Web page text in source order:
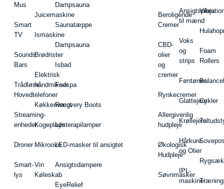
Mus
Smart
TV
Sounds
Bars
Trådløse
Hovedtelefoner
Streaming-
enheder
Droner
Smart-
lys
Juicemaskine
Ismaskine
Brødrister
Elektrisk
håndmikser
Køkkenvægt
Kogeplade
Mikroovn
Vin
Køleskab
Dampsauna
Saunatæppe
Dampsauna
Isbad
Fodspa
Recovery Boots
Lysterapilamper
LED-masker til ansigtet
Ansigtsdampere
EyeRelief
Beroligende
Cremer
CBD-
olier
og
cremer
Rynkecremer
Allergivenlig
hudpleje
Økologisk
Hudpleje
Søvnmasker
Ansigtspleje
til mænd
Voks
og
strips
Føntørrer
Glattejern
Krøllejern
Hårkure
og Olier
IPL-
maskiner
Foam
Rollers
Cykler